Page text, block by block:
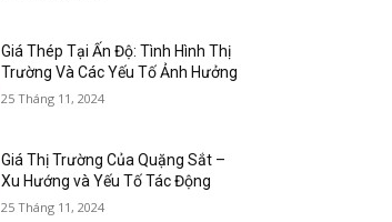
Giá Thép Tại Ấn Độ: Tình Hình Thị
Trường Và Các Yếu Tố Ảnh Hưởng
25 Tháng 11, 2024
Giá Thị Trường Của Quặng Sắt –
Xu Hướng và Yếu Tố Tác Động
25 Tháng 11, 2024